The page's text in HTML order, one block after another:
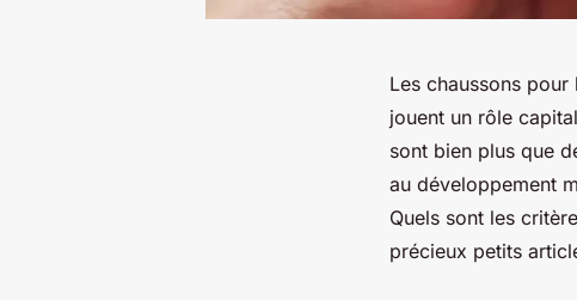
Les chaussons
jouent un rôle
sont bien plus que
au développement
Quels sont les
précieux petits